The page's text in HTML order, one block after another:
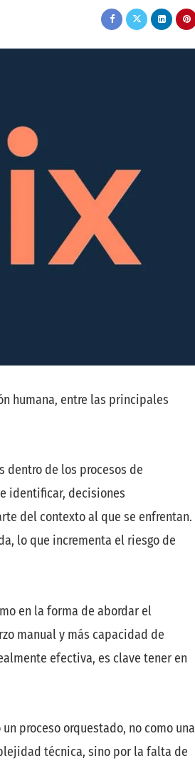
humana, entre las principales
dentro de los procesos de
identificar, decisiones
del contexto al que se enfrentan.
lo que incrementa el riesgo de
en la forma de abordar el
manual y más capacidad de
efectiva, es clave tener en
proceso orquestado, no como una
técnica, sino por la falta de